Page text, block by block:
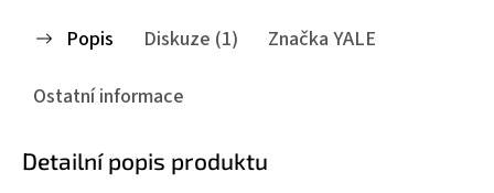
Popis Diskuze (1) ZnačkaYALE
Ostatní informace
Detailní popis produktu